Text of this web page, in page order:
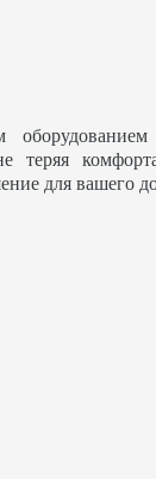
теряя
для вашего